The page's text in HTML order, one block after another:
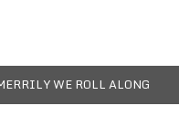
WE ROLL ALONG